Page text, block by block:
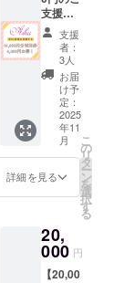
一杯のお酒
と温かな時
間が、皆さ
まの日常に
小さな幸せ
を添えられ
ますよう
に。
BAR Ashu 開
クトメン
バー 一同
せいた
しま
す。 ・
郵送に
てお届
けしま
すの
で、住
所入力
にお間
違いの
うご注
意くだ
に残し
ていた
だけ
る、特
別なリ
ターン
です。
※ 店舗
内掲示
は、あ
くまで
支援の
り、割
引・特
典・永
続的権
ます。
〔ご注
意点〕
・ご利
用は1会
計につ
き1,000
円以上
に限り
ます。
・ボト
ル商品
外で
す。 ・
有効期
限：
支援で
お食事
券
14,000
円分
（4,000
円お
得！）
容〕 ・
500円券
× 28枚
BAR
Ashuで
いただ
けるお
食事券
を郵送
支援
者：
3人
お届
け予
定：
2025
年11
月
詳細を見る
こ
の
リ
タ
ー
ン
を
選
択
す
る
20,
000 円
【20,00